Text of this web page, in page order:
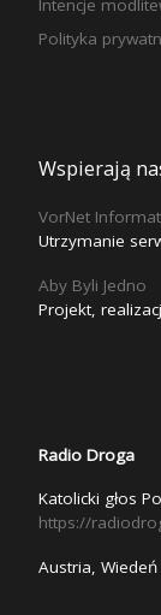
Intencje
Polityka
Wspierają
VorNet
Utrzymanie
Aby Byli Jedno
Projekt,
Radio Droga
Katolicki głos
https://
Austria, Wiedeń